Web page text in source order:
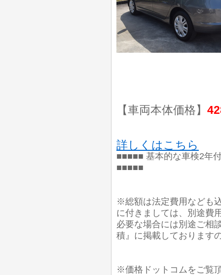
【車両本体価格】
詳しくはこちら
■■■■■ 基本的な車検2年
■■■■■
※総額は法定費用なども
に付きましては、別途費
必要な場合には別途ご相
積』に掲載しております
※価格ドットコムをご覧